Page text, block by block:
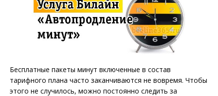
Бесплатные пакеты минут включенные в состав
тарифного плана часто заканчиваются не вовремя. Чтобы
этого не случилось, можно постоянно следить за